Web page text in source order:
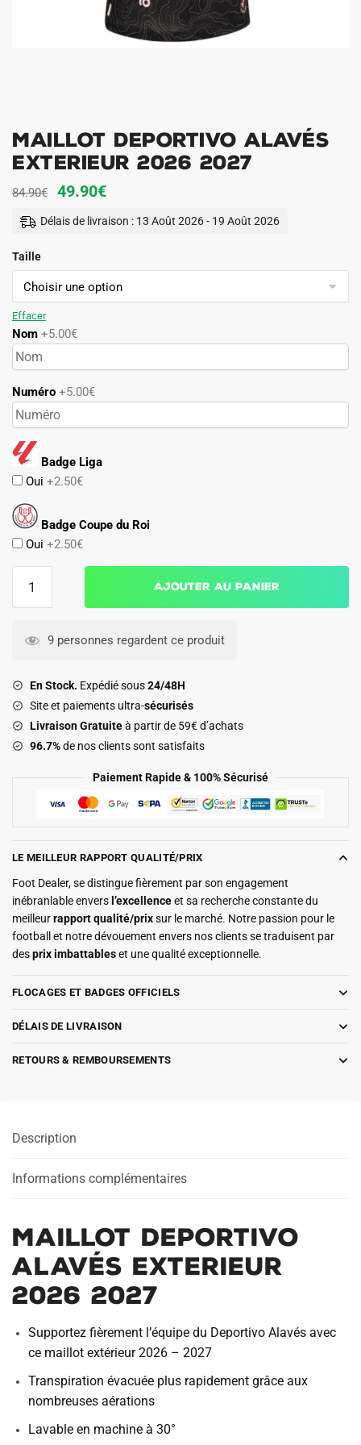
Maillot Deportivo Alavés
Exterieur 2026 2027
84.90€
Le
prix
84.90€.
49.90€Le
prix
49.90€.
Délais de livraison : 13 Août 2026 - 19 Août 2026
Taille
Effacer
Nom +5.00€
Numéro +5.00€
Badge Liga
Oui +2.50€
Badge Coupe du Roi
Oui +2.50€
Deportivo
2026
2027
Ajouter au panier
9 personnes regardent ce produit
En Stock. Expédié sous24/48H
Site et paiements ultra-sécurisés
Livraison Gratuiteà partir de 59€ d’achats
96.7%de nos clients sont satisfaits
Paiement Rapide & 100% Sécurisé
LE MEILLEUR RAPPORT QUALITÉ/PRIX
Foot Dealer, se distingue fièrement par son engagement
inébranlable envers l’excellenceet sa recherche constante du
meilleurrapport qualité/prixsur le marché. Notre passion pour le
football et notre dévouement envers nos clients se traduisent par
desprix imbattableset une qualité exceptionnelle.
FLOCAGES ET BADGES OFFICIELS
DÉLAIS DE LIVRAISON
RETOURS & REMBOURSEMENTS
Description
Informations complémentaires
Maillot Deportivo
Alavés Exterieur
2026 2027
Supportez fièrement l’équipe du Deportivo Alavés avec
ce maillot extérieur 2026 – 2027
Transpiration évacuée plus rapidement grâce aux
nombreuses aérations
Lavable en machine à 30°